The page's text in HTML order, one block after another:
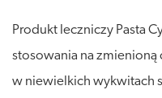
Produkt leczniczy Pasta
stosowania na
w niewielkich wykwitach